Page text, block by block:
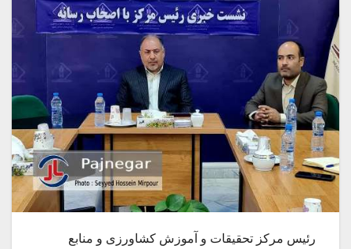
رئیس مرکز تحقیقات و آموزش کشاورزی و منابع